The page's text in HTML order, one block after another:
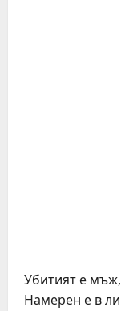
Убитият е
Намерен е в